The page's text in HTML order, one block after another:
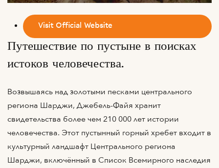
Путешествие по пустыне в поисках
истоков человечества.
Возвышаясь над золотыми песками центрального
региона Шарджи, Джебель-Файя хранит
свидетельства более чем 210 000 лет истории
человечества. Этот пустынный горный хребет входит в
культурный ландшафт Центрального региона
Шарджи, включённый в Список Всемирного наследия
Visit Official Website